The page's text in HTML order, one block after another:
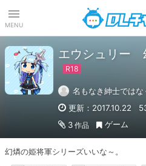
MENU
エウシュリー
名もなき紳士ではな
更新：2017.10.22
3 作品 ゲーム
幻燐の姫将軍シリーズいいな～。